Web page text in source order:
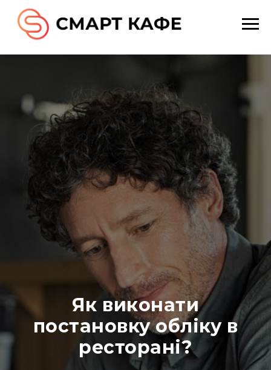
Як виконати
постановку обліку в
ресторані?